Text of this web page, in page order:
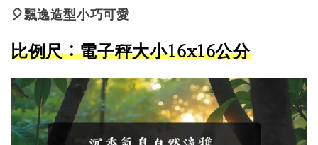
🎈飄逸造型小巧可愛
比例尺：電子秤大小16x16公分